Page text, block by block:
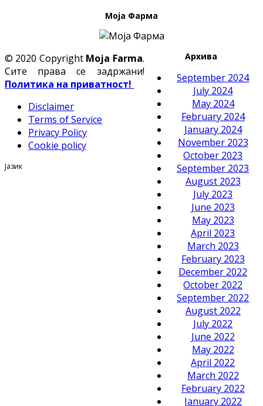
Моја Фарма
Архива
September 2024
July 2024
May 2024
February 2024
January 2024
November 2023
October 2023
September 2023
August 2023
July 2023
June 2023
May 2023
April 2023
March 2023
February 2023
December 2022
October 2022
September 2022
August 2022
July 2022
June 2022
May 2022
April 2022
March 2022
February 2022
January 2022
© 2020 Copyright Moja Farma.
Сите права се задржани!
Политика на приватност!
Disclaimer
Terms of Service
Privacy Policy
Cookie policy
Јазик